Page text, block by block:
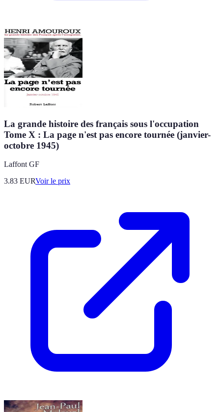
La grande histoire des français sous l'occupation
Tome X : La page n'est pas encore tournée (janvier-
octobre 1945)
Laffont GF
3.83 EURVoir le prix